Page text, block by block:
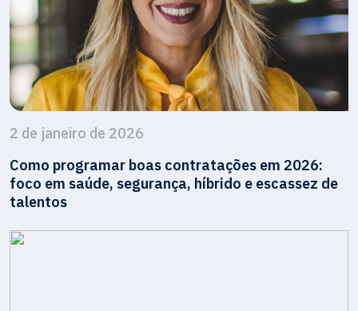
2 de janeiro de 2026
Como programar boas contratações em 2026:
foco em saúde, segurança, híbrido e escassez de
talentos